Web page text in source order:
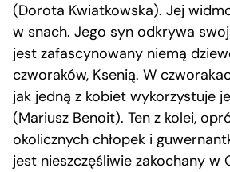
(Dorota Kwiatkowska). Jej
w snach. Jego syn odkrywa
jest zafascynowany niemą
czworaków, Ksenią. W
jak jedną z kobiet wykorzystuje
(Mariusz Benoit). Ten z kolei,
okolicznych chłopek i
jest nieszczęśliwie zakochany w